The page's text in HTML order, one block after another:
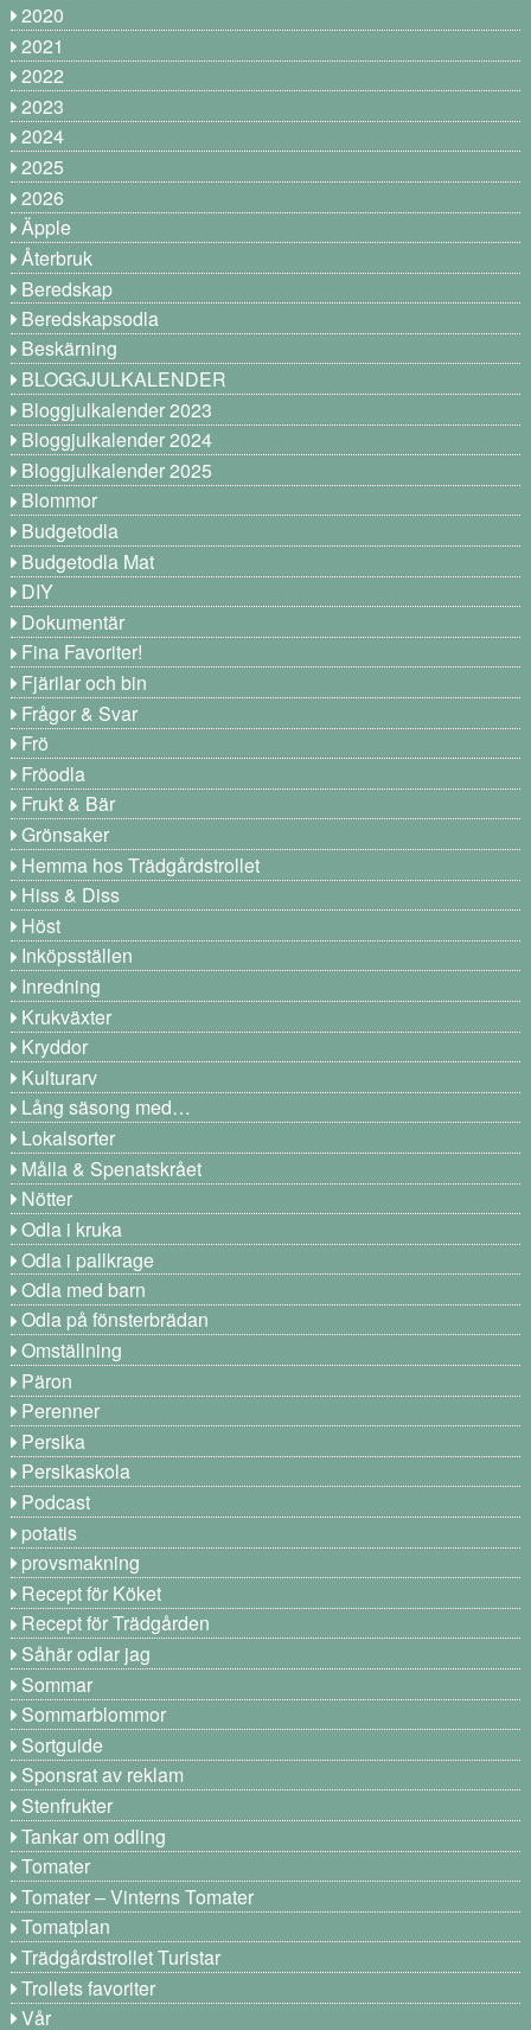
2020
2021
2022
2023
2024
2025
2026
Äpple
Återbruk
Beredskap
Beredskapsodla
Beskärning
BLOGGJULKALENDER
Bloggjulkalender 2023
Bloggjulkalender 2024
Bloggjulkalender 2025
Blommor
Budgetodla
Budgetodla Mat
DIY
Dokumentär
Fina Favoriter!
Fjärilar och bin
Frågor & Svar
Frö
Fröodla
Frukt & Bär
Grönsaker
Hemma hos Trädgårdstrollet
Hiss & Diss
Höst
Inköpsställen
Inredning
Krukväxter
Kryddor
Kulturarv
Lång säsong med…
Lokalsorter
Målla & Spenatskrået
Nötter
Odla i kruka
Odla i pallkrage
Odla med barn
Odla på fönsterbrädan
Omställning
Päron
Perenner
Persika
Persikaskola
Podcast
potatis
provsmakning
Recept för Köket
Recept för Trädgården
Såhär odlar jag
Sommar
Sommarblommor
Sortguide
Sponsrat av reklam
Stenfrukter
Tankar om odling
Tomater
Tomater – Vinterns Tomater
Tomatplan
Trädgårdstrollet Turistar
Trollets favoriter
Vår